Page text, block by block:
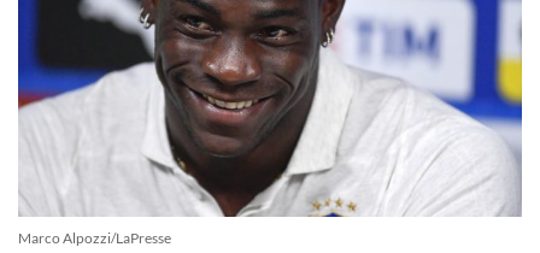
Marco Alpozzi/LaPresse